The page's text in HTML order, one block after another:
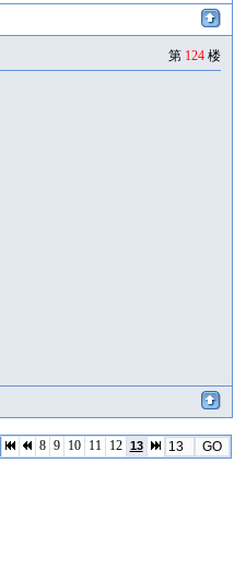
第 124楼
8 9 10 11 12 13